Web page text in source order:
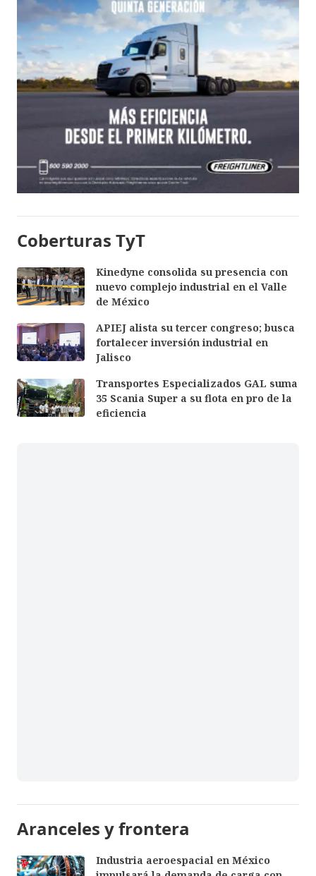
Coberturas TyT
Kinedyne consolida su presencia con
nuevo complejo industrial en el Valle
de México
APIEJ alista su tercer congreso; busca
fortalecer inversión industrial en
Jalisco
Transportes Especializados GAL suma
35 Scania Super a su flota en pro de la
eficiencia
Aranceles y frontera
Industria aeroespacial en México